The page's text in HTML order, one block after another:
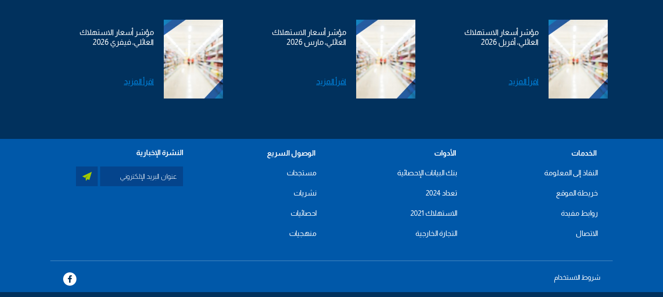
مؤشر أسعار الاستهلاك
العائلي، أفريل 2026
اقرأ المزيد
مؤشر أسعار الاستهلاك
العائلي، مارس 2026
اقرأ المزيد
مؤشر أسعار الاستهلاك
العائلي، فيفري 2026
اقرأ المزيد
الخدمات
النفاذ إلى المعلومة
خريطة الموقع
روابط مفيدة
الاتصال
الأدوات
بنك البيانات الإحصائية
تعداد 2024
الاستهلاك 2021
التجارة الخارجية
الوصول السريع
مستجدات
نشريات
احصائيات
منهجيات
النشرة الإخبارية
menu
شروط الاستخدام